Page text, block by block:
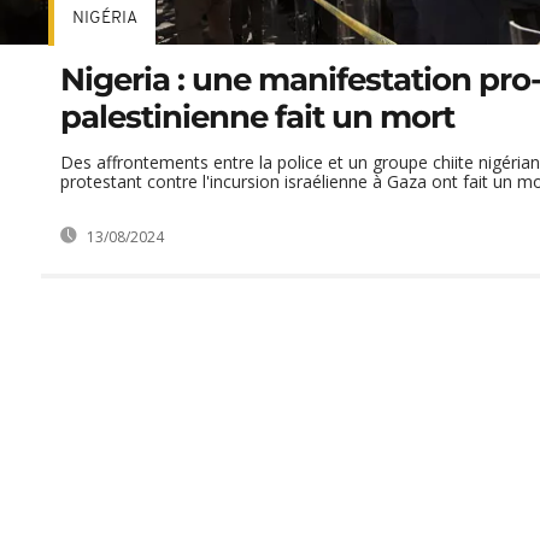
NIGÉRIA
Nigeria : une manifestation pro-
palestinienne fait un mort
Des affrontements entre la police et un groupe chiite
protestant contre l'incursion israélienne à Gaza ont fait un
13/08/2024